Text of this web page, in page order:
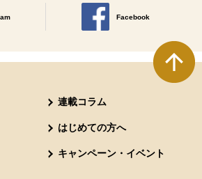
ンドウで開きます。
Facebook
別のウィンドウで開きます
連載コラム
はじめての方へ
キャンペーン・イベント